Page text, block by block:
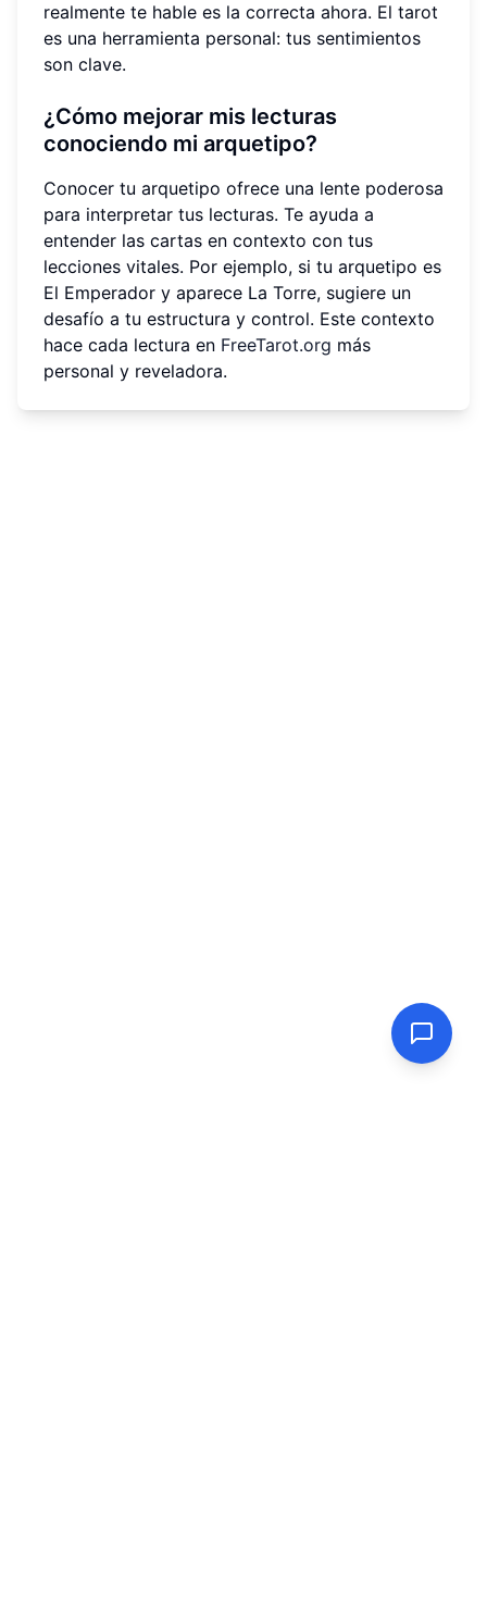
realmente te hable es la correcta ahora. El tarot
es una herramienta personal: tus sentimientos
son clave.
¿Cómo mejorar mis lecturas
conociendo mi arquetipo?
Conocer tu arquetipo ofrece una lente poderosa
para interpretar tus lecturas. Te ayuda a
entender las cartas en contexto con tus
lecciones vitales. Por ejemplo, si tu arquetipo es
El Emperador y aparece La Torre, sugiere un
desafío a tu estructura y control. Este contexto
hace cada lectura en FreeTarot.org más
personal y reveladora.